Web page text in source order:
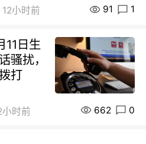
12小时前 91 1
11日生
骚扰，
打
小时前 662 0